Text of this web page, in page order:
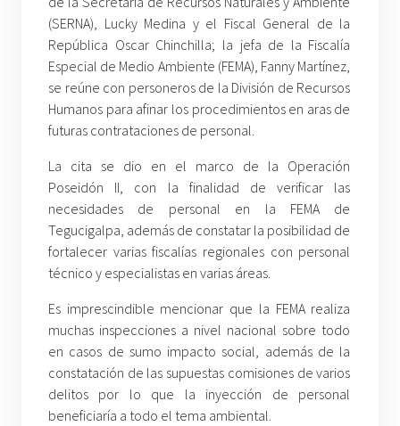
(SERNA), Lucky Medina y el Fiscal General de la
República Oscar Chinchilla; la jefa de la Fiscalía
Especial de Medio Ambiente (FEMA), Fanny Martínez,
se reúne con personeros de la División de Recursos
Humanos para afinar los procedimientos en aras de
futuras contrataciones de personal.
La cita se dio en el marco de la Operación
Poseidón II, con la finalidad de verificar las
necesidades de personal en la FEMA de
Tegucigalpa, además de constatar la posibilidad de
fortalecer varias fiscalías regionales con personal
técnico y especialistas en varias áreas.
Es imprescindible mencionar que la FEMA realiza
muchas inspecciones a nivel nacional sobre todo
en casos de sumo impacto social, además de la
constatación de las supuestas comisiones de varios
delitos por lo que la inyección de personal
beneficiaría a todo el tema ambiental.